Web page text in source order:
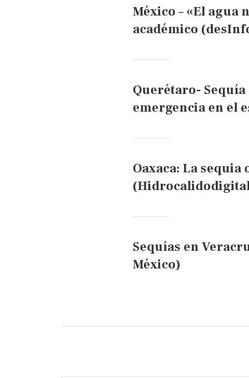
México – «El agua
académico
Querétaro-
emergencia en el
Oaxaca: La
Sequías en
México)